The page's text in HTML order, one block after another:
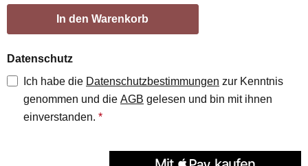
In den Warenkorb
Datenschutz
Ich habe die Datenschutzbestimmungen zur Kenntnis
genommen und die AGB gelesen und bin mit ihnen
einverstanden. *